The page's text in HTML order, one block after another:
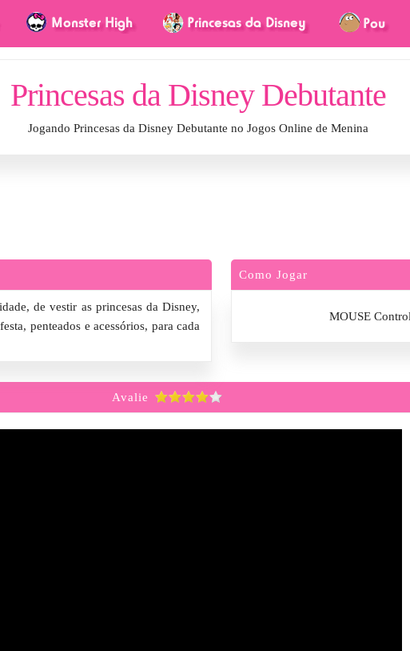
Princesas da Disney Debutante
Jogando Princesas da Disney Debutante no Jogos Online de Menina
de vestir as princesas da Disney,
penteados e acessórios, para cada
Como Jogar
MOUSE
Avalie